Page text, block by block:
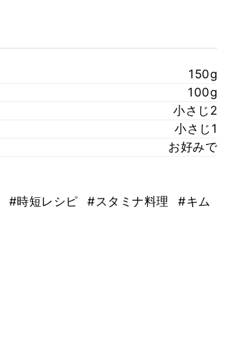
150g
100g
小さじ2
小さじ1
お好みで
#時短レシピ #スタミナ料理
#キム